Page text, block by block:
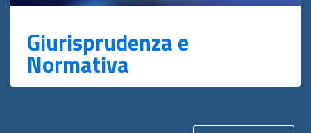
Giurisprudenza e
Normativa